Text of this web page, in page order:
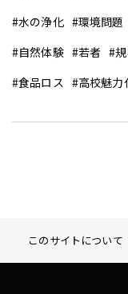
水の浄化
環境問題
自然体験
若者
食品ロス
高校魅力
このサイトについて